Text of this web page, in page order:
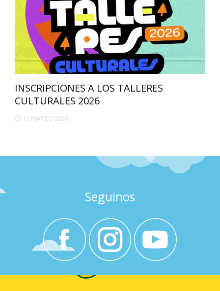
INSCRIPCIONES A LOS TALLERES
CULTURALES 2026
13 MARZO 2026
Seguinos